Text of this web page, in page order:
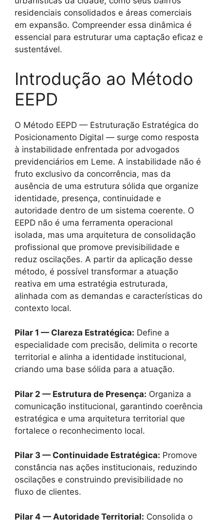
residenciais consolidados e áreas comerciais
em expansão. Compreender essa dinâmica é
essencial para estruturar uma captação eficaz e
sustentável.
Introdução ao Método
EEPD
O Método EEPD — Estruturação Estratégica do
Posicionamento Digital — surge como resposta
à instabilidade enfrentada por advogados
previdenciários em Leme. A instabilidade não é
fruto exclusivo da concorrência, mas da
ausência de uma estrutura sólida que organize
identidade, presença, continuidade e
autoridade dentro de um sistema coerente. O
EEPD não é uma ferramenta operacional
isolada, mas uma arquitetura de consolidação
profissional que promove previsibilidade e
reduz oscilações. A partir da aplicação desse
método, é possível transformar a atuação
reativa em uma estratégia estruturada,
alinhada com as demandas e características do
contexto local.
Pilar 1 — Clareza Estratégica: Define a
especialidade com precisão, delimita o recorte
territorial e alinha a identidade institucional,
criando uma base sólida para a atuação.
Pilar 2 — Estrutura de Presença: Organiza a
comunicação institucional, garantindo coerência
estratégica e uma arquitetura territorial que
fortalece o reconhecimento local.
Pilar 3 — Continuidade Estratégica: Promove
constância nas ações institucionais, reduzindo
oscilações e construindo previsibilidade no
fluxo de clientes.
Pilar 4 — Autoridade Territorial: Consolida o